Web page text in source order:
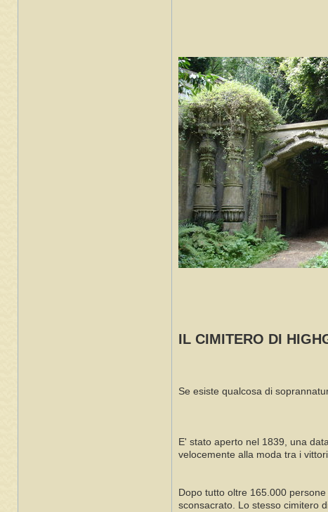
IL CIMITERO DI
Se esiste qualcosa di
E' stato aperto nel 1839, una
velocemente alla moda tra i
Dopo tutto oltre 165.000
sconsacrato. Lo stesso cimitero